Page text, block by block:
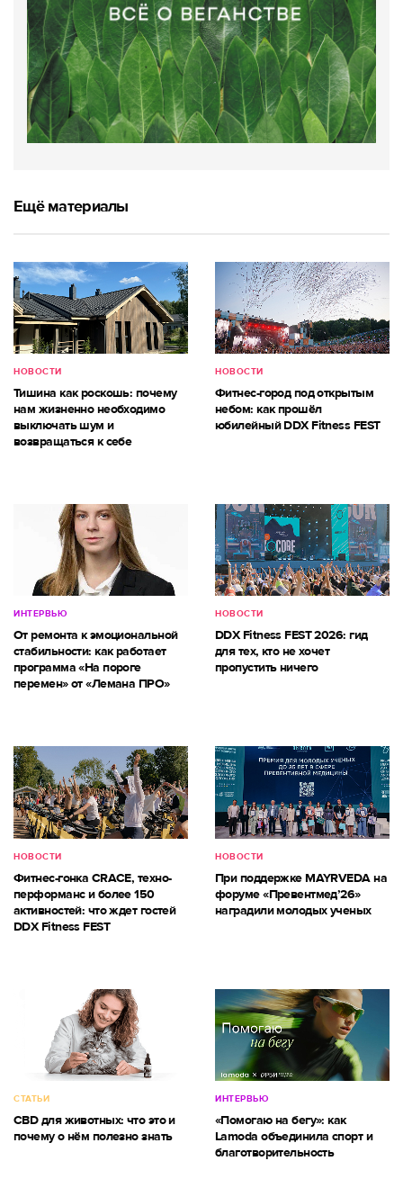
Ещё материалы
НОВОСТИ
Тишина как роскошь: почему
нам жизненно необходимо
выключать шум и
возвращаться к себе
НОВОСТИ
Фитнес-город под открытым
небом: как прошёл
юбилейный DDX Fitness FEST
ИНТЕРВЬЮ
От ремонта к эмоциональной
стабильности: как работает
программа «На пороге
перемен» от «Лемана ПРО»
НОВОСТИ
DDX Fitness FEST 2026: гид
для тех, кто не хочет
пропустить ничего
НОВОСТИ
Фитнес-гонка CRACE, техно-
перформанс и более 150
активностей: что ждет гостей
DDX Fitness FEST
НОВОСТИ
При поддержке MAYRVEDA на
форуме «Превентмед’26»
наградили молодых ученых
СТАТЬИ
CBD для животных: что это и
почему о нём полезно знать
ИНТЕРВЬЮ
«Помогаю на бегу»: как
Lamoda объединила спорт и
благотворительность